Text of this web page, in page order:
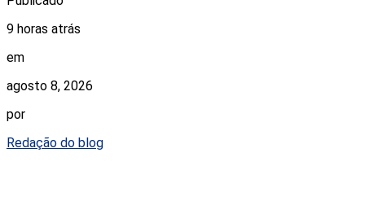
9 horas atrás
em
agosto 8, 2026
por
Redação do blog